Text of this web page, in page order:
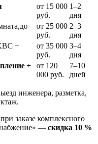
от 15 000
руб.
1–2
дня
от 25 000
руб.
2–3
дня
+
от 35 000
руб.
3–4
дня
+
от 120
000 руб.
7–10
дней
инженера, разметка,
при заказе комплексного
— скидка 10 %